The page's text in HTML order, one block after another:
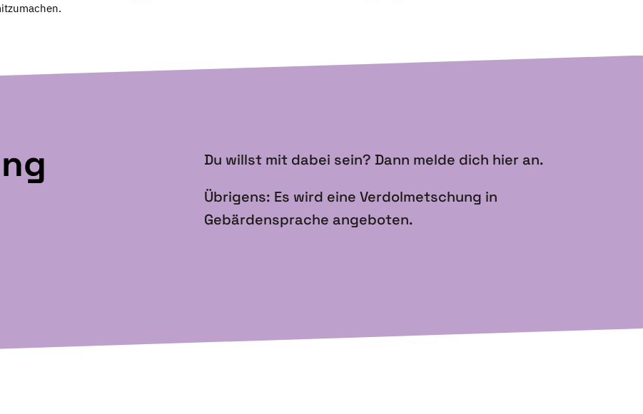
Du willst mit dabei sein? Dann melde dich hier an.
Übrigens: Es wird eine Verdolmetschung in
Gebärdensprache angeboten.